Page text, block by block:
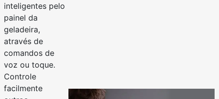
inteligentes pelo
painel da
geladeira,
através de
comandos de
voz ou toque.
Controle
facilmente